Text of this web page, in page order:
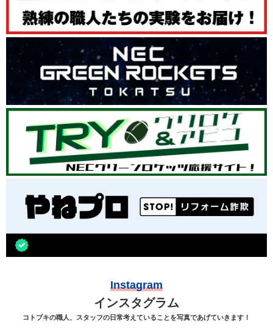
Instagram
インスタグラム
コトブキの職人、スタッフの日常考えていることを写真であげていきます！